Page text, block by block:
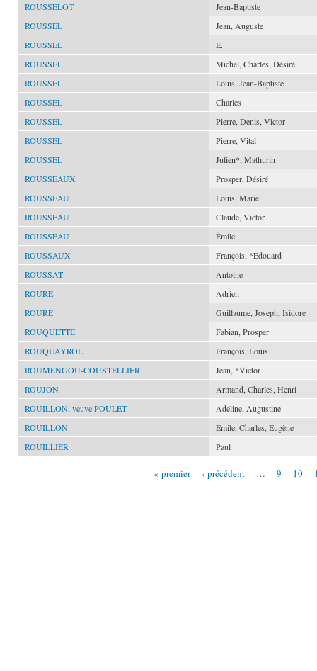
ROUSSELOT
Jean-Baptiste
ROUSSEL
Jean, Auguste
ROUSSEL
E.
ROUSSEL
Michel, Charles, Désiré
ROUSSEL
Louis, Jean-Baptiste
ROUSSEL
Charles
ROUSSEL
Pierre, Denis, Victor
ROUSSEL
Pierre, Vital
ROUSSEL
Julien*, Mathurin
ROUSSEAUX
Prosper, Désiré
ROUSSEAU
Louis, Marie
ROUSSEAU
Claude, Victor
ROUSSEAU
Émile
ROUSSAUX
François, *Édouard
ROUSSAT
Antoine
ROURE
Adrien
ROURE
Guillaume, Joseph, Isidore
ROUQUETTE
Fabian, Prosper
ROUQUAYROL
François, Louis
ROUMENGOU-COUSTELLIER
Jean, *Victor
ROUJON
Armand, Charles, Henri
ROUILLON, veuve POULET
Adéline, Augustine
ROUILLON
Émile, Charles, Eugène
ROUILLIER
Paul
« premier ‹ précédent … 9 10